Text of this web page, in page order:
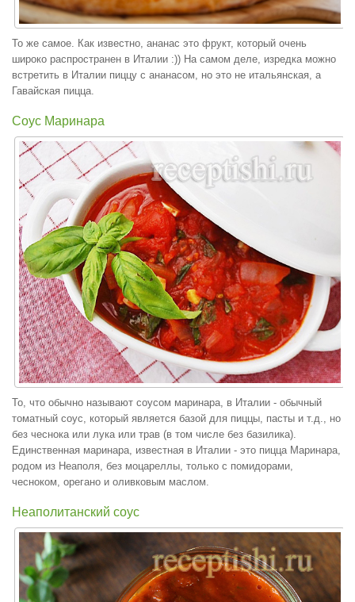
То же самое. Как известно, ананас это фрукт, который очень
широко распространен в Италии :)) На самом деле, изредка можно
встретить в Италии пиццу с ананасом, но это не итальянская, а
Гавайская пицца.
Соус Маринара
То, что обычно называют соусом маринара, в Италии - обычный
томатный соус, который является базой для пиццы, пасты и т.д., но
без чеснока или лука или трав (в том числе без базилика).
Единственная маринара, известная в Италии - это пицца Маринара,
родом из Неаполя, без моцареллы, только с помидорами,
чесноком, орегано и оливковым маслом.
Неаполитанский соус